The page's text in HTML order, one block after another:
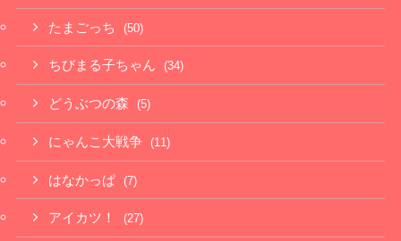
たまごっち (50)
ちびまる子ちゃん (34)
どうぶつの森 (5)
にゃんこ大戦争 (11)
はなかっぱ (7)
アイカツ！ (27)